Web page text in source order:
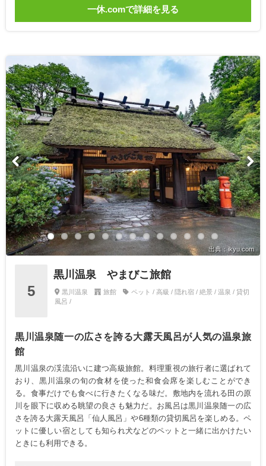
一休.comで詳細を見る
出典：ikyu.com
5
黒川温泉 やまびこ旅館
黒川温泉 旅館
ペット / 高級 / 隠れ宿 / 絶景 / 温泉 / 貸切
風呂 /
黒川温泉随一の広さを誇る大露天風呂が人気の温泉旅
館
黒川温泉の渓流沿いに建つ高級旅館。料理重視の旅行者に選ばれて
おり、黒川温泉の旬の食材を使った和食会席を楽しむことができ
る。食事だけでも食べに行きたくなる味だ。敷地内を流れる田の原
川を眼下に収める眺望の良さも魅力だ。お風呂は黒川温泉随一の広
さを誇る大露天風呂「仙人風呂」や6種類の貸切風呂を楽しめる。ペ
ットに優しい宿としても知られ犬などのペットと一緒に出かけたい
ときにも利用できる。